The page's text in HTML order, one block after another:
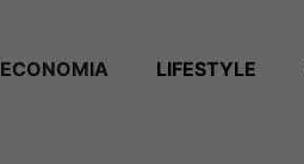
ECONOMIA LIFESTYLE